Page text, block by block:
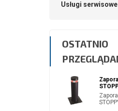
Usługi serwisowe
OSTATNIO